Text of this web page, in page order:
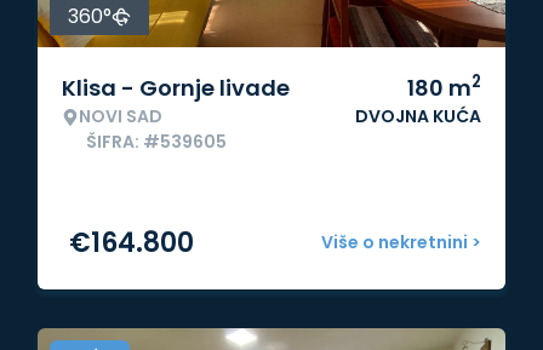
360°
Klisa - Gornje livade
NOVI SAD
ŠIFRA: #539605
180 m2
DVOJNA KUĆA
Više o nekretnini >
€164.800